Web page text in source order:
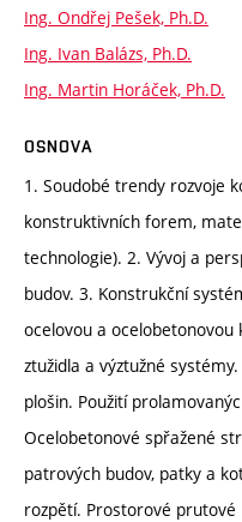
Ing. Ondřej Pešek, Ph.D.
Ing. Ivan Balázs, Ph.D.
Ing. Martin Horáček, Ph.D.
OSNOVA
1. Soudobé trendy rozvoje
konstruktivních forem,
technologie). 2. Vývoj a
budov. 3. Konstrukční
ocelovou a
ztužidla a výztužné
plošin. Použití
Ocelobetonové spřažené
patrových budov, patky a
rozpětí. Prostorové